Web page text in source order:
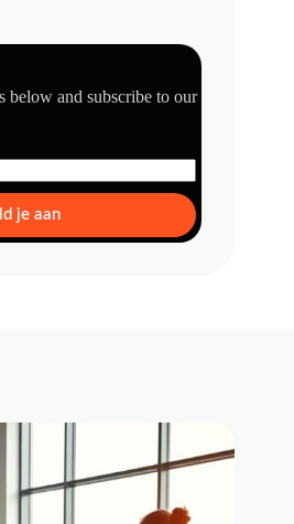
below and subscribe to our
je aan